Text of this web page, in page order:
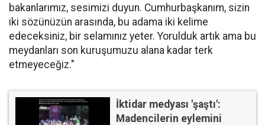
bakanlarımız, sesimizi duyun. Cumhurbaşkanım, sizin
iki sözünüzün arasında, bu adama iki kelime
edeceksiniz, bir selamınız yeter. Yorulduk artık ama bu
meydanları son kuruşumuzu alana kadar terk
etmeyeceğiz."
İktidar medyası 'şaştı':
Madencilerin eylemini